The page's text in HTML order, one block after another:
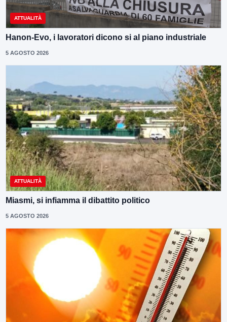
ATTUALITÀ
Hanon-Evo, i lavoratori dicono si al piano industriale
5 AGOSTO 2026
ATTUALITÀ
Miasmi, si infiamma il dibattito politico
5 AGOSTO 2026